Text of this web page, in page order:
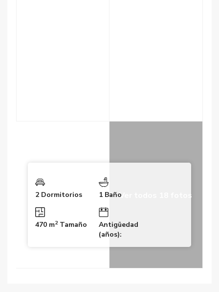
Ver todos 18 fotos
2 Dormitorios 1 Baño
470 m2Tamaño
Antigüedad
(años):